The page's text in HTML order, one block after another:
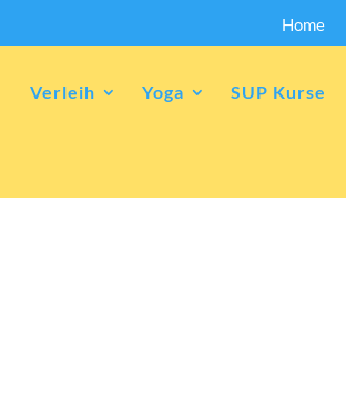
Home
Verleih Yoga SUP Kurse